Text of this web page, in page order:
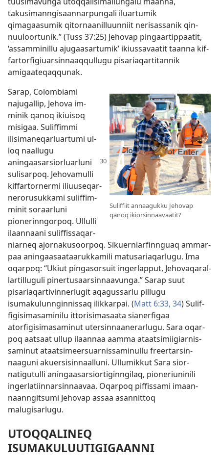
takusiman­ngisaan­nar­pungali iluar­tumik
qimagaasumik qitor­naanil­luun­niit nerisas­sanik qin­
nuuloor­tunik.” (Tuss 37:25) Jehovap pingaar­tip­paatit,
‘as­sam­minil­lu ajugaasar­tumik’ ikius­savaatit taan­na kif­
far­torfigiuarsin­naaq­qul­lugu pisariaqar­titan­nik
amigaateqaq­qunak.
Suliffiit annaagukku Jehovap
qanoq ikior­sinnaa­vaatit?
Sarap, Colombiami
najugal­lip, Jehova im­
minik qanoq ikiuisoq
misigaa. Sulif­fim­mi
ilisimaneqarluar­tumi ul­
loq naal­lugu
aningaasarsiorluarluni
sulisar­poq. Jehovamul­li
kif­far­tor­nermi iliuuseqar­
nerorusuk­kami sulif­fim­
minit soraarluni
pionerin­ngor­poq. Ul­lul­li
ilaan­naani sulif­fis­saqar­
niar­neq ajor­nakusoor­poq. Sikuer­niarfin­nguaq am­mar­
paa aningaasaataaruk­kamili matusariaqarlugu. Ima
oqar­poq: “Ukiut pingasorsuit ingerlap­put, Jehovaqaral­
lar­til­luguli piner­tusaarsin­naavunga.” Sarap suut
pisariaqar­tivin­nerlugit aqagus­sarlu pil­lugu
isumakulun­ngin­nis­saq ilik­kar­pai. (Matt 6:33, 34) Sulif­
figisimasaminilu it­torisimasaata sianerfigaa
atorfigisimasaminut utersin­naanerarlugu. Sara oqar­
poq aatsaat ul­lup ilaan­naa aam­ma ataatsimiigiar­nis­
saminut ataatsimeersuar­nis­saminul­lu freer­tarsin­
naaguni akuersisin­naal­luni. Ul­lumik­kut Sara sior­
natigutul­li aningaasarsior­tigin­ngilaq, pioneriuninili
ingerlatiin­narsin­naavaa. Oqar­poq pif­fis­sami imaan­
naan­ngitsumi Jehovap as­saa asan­nit­toq
malugisarlugu.
UTOQQALINEQ
ISUMAKULUUTIGIGAANNI